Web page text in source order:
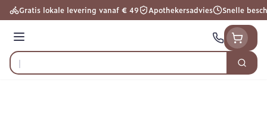
Ga naar de inhoud
Gratis lokale levering vanaf € 49 Apothekersadvies Snelle
Menu
Product, merk, categorie...
Zoek